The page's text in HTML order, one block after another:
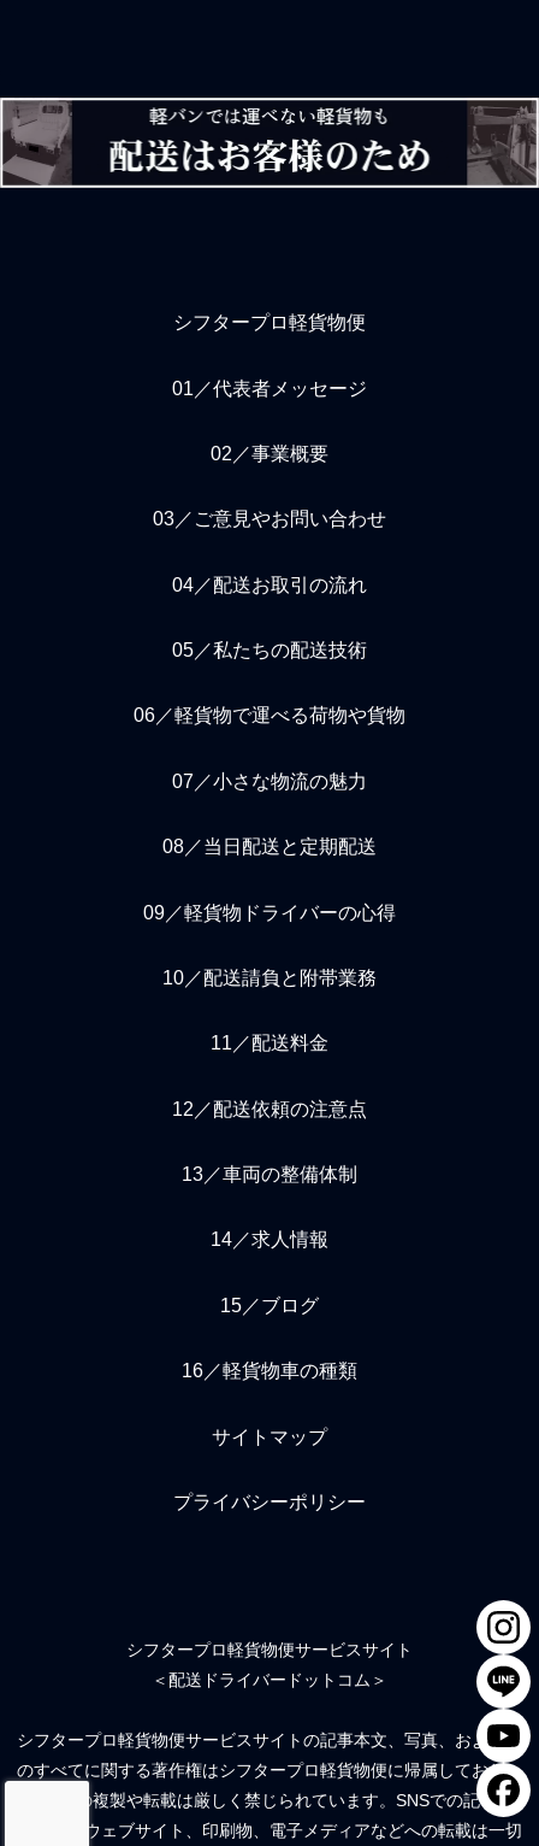
コツコツと実直に働く基本
姿勢を崩さずブレずにいれ
ば自社のソリース不足はい
い感じにキープができる。
動画で日雇いのフリーラン
ス軽貨物ドライバーが宅配
便の下請け仕事や弁当出前
の日雇い配達員の宅配フー
シフタープロ軽貨物便
01／代表者メッセージ
02／事業概要
03／ご意見やお問い合わせ
04／配送お取引の流れ
05／私たちの配送技術
06／軽貨物で運べる荷物や貨物
07／小さな物流の魅力
08／当日配送と定期配送
09／軽貨物ドライバーの心得
10／配送請負と附帯業務
11／配送料金
12／配送依頼の注意点
13／車両の整備体制
14／求人情報
15／ブログ
16／軽貨物車の種類
サイトマップ
プライバシーポリシー
シフタープロ軽貨物便サービスサイト
＜配送ドライバードットコム＞
シフタープロ軽貨物便サービスサイトの記事本文、写真、および絵
のすべてに関する著作権はシフタープロ軽貨物便に帰属しており、
無断での複製や転載は厳しく禁じられています。SNSでの記事流
用、他のウェブサイト、印刷物、電子メディアなどへの転載は一切